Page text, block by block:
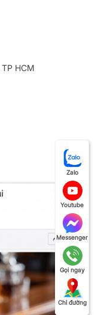
HCM
Zalo
Youtube
Messenger
Gọi ngay
Chỉ đường